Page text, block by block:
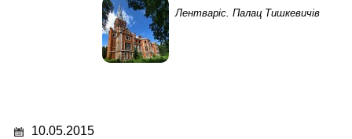
Лентваріс. Палац Тишкевичів
10.05.2015